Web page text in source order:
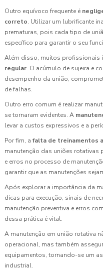
Outro equívoco frequente é
correto. Utilizar um lubrificante
prematuras, pois cada tipo de
específico para garantir o seu
Além disso, muitos profissionais
regular. O acúmulo de sujeira e
desempenho da união,
de falhas.
Outro erro comum é realizar
se tornaram evidentes. A
levar a custos expressivos e a
Por fim, a falta de treinamentos
manutenção das uniões
e erros no processo de
garantir que as manutenções
Após explorar a importância da
dicas para execução, sinais de
manutenção preventiva e erros
dessa prática é vital.
A manutenção em união rotativa
operacional, mas também
equipamentos, tornando-se um
industrial.